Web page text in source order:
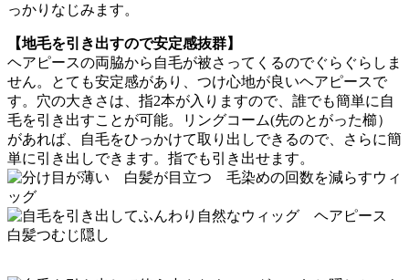
っかりなじみます。
【地毛を引き出すので安定感抜群】
ヘアピースの両脇から自毛が被さってくるのでぐらぐらしま
せん。とても安定感があり、つけ心地が良いヘアピースで
す。穴の大きさは、指2本が入りますので、誰でも簡単に自
毛を引き出すことが可能。リングコーム(先のとがった櫛）
があれば、自毛をひっかけて取り出しできるので、さらに簡
単に引き出しできます。指でも引き出せます。